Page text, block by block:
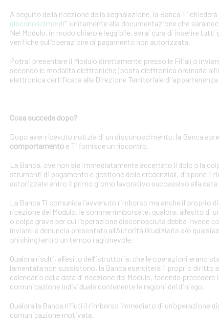
A seguito della ricezione della segnalazione, la Banca Ti
disconoscimenti” unitamente alla documentazione che sarà
Nel Modulo, in modo chiaro e leggibile, avrai cura di inserire
verifiche sull’operazione di pagamento non autorizzata.
Potrai presentare il Modulo direttamente presso le Filiali o
secondo le modalità elettroniche (posta elettronica ordinaria
elettronica certificata alla Direzione Territoriale di
Cosa succede dopo?
Dopo aver ricevuto notizia di un disconoscimento, la Banca
comportamento e Ti fornisce un riscontro.
La Banca, ove non sia immediatamente accertato il dolo o la
strumenti di pagamento e gestione delle credenziali, dispone il
autorizzate entro il primo giorno lavorativo successivo alla data
La Banca Ti comunica l’avvenuto rimborso ma anche il proprio
ricezione del Modulo, le somme rimborsate, qualora, all’esito
o colpa grave per cui l’operazione disconosciuta debba invece
inviare la denuncia presentata all’Autorità Giudiziaria e/o
phishing) entro un tempo ragionevole.
Qualora risulti, all’esito dell’istruttoria, che le operazioni erano
lamentata non sussistono, la Banca eserciterà il proprio diritto
calendario dalla data di ricezione del Modulo, facendo
comunicazione individuale contenente le ragioni del diniego.
Qualora la Banca rifiuti il rimborso immediato di un’operazione
comunicazione motivata.